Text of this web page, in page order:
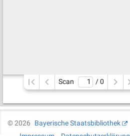
Scan / 0
©2026
Bayerische Staatsbibliothek